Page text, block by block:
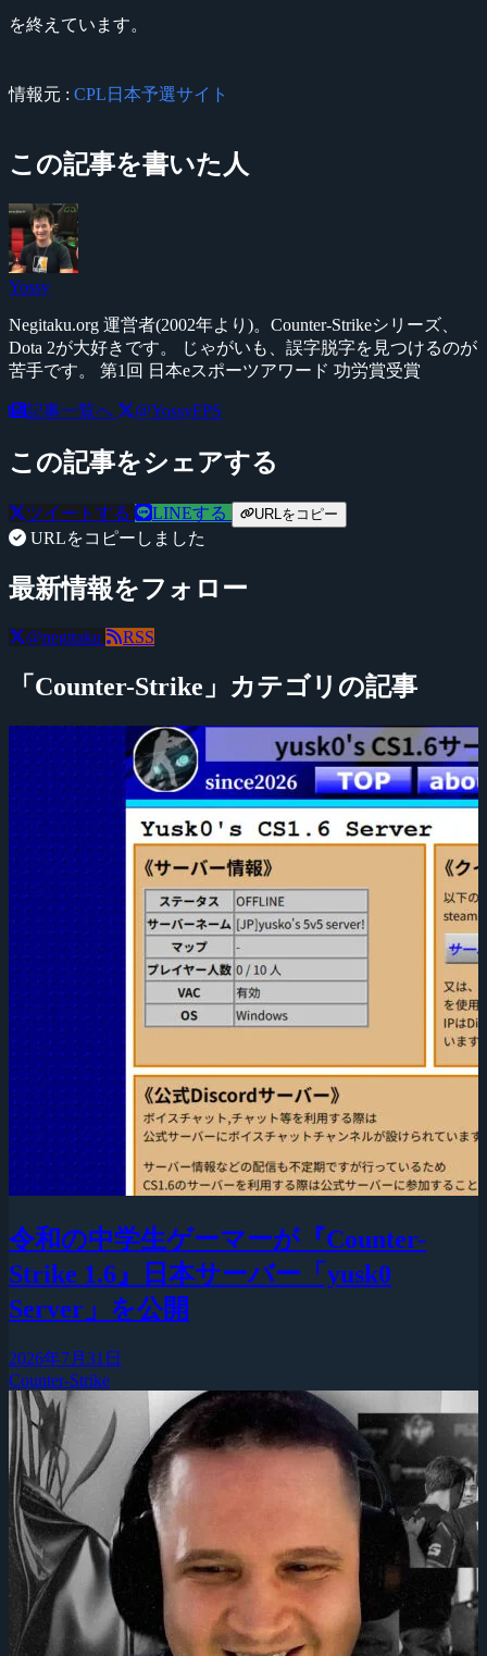
を終えています。
情報元 : CPL日本予選サイト
この記事を書いた人
Yossy
Negitaku.org 運営者(2002年より)。Counter-Strikeシリーズ、
Dota 2が大好きです。 じゃがいも、誤字脱字を見つけるのが
苦手です。 第1回 日本eスポーツアワード 功労賞受賞
記事一覧へ @YossyFPS
この記事をシェアする
ツイートする LINEする URLをコピー
URLをコピーしました
最新情報をフォロー
@negitaku RSS
「Counter-Strike」カテゴリの記事
令和の中学生ゲーマーが『Counter-
Strike 1.6』日本サーバー「yusk0
Server」を公開
2026年7月31日
Counter-Strike